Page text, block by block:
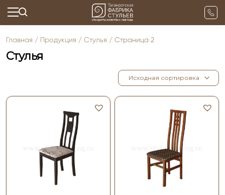
Главная / Продукция / Стулья / Страница 2
Стулья